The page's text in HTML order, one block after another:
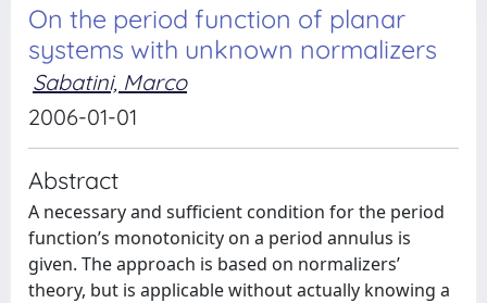
On the period function of planar
systems with unknown normalizers
Sabatini, Marco
2006-01-01
Abstract
A necessary and sufficient condition for the period
function’s monotonicity on a period annulus is
given. The approach is based on normalizers’
theory, but is applicable without actually knowing a